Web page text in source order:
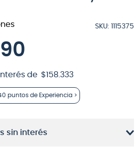
SKU: 1115375
de $158 333
puntos de Experiencia >
sin interés